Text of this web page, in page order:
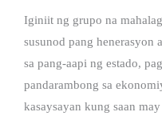
Iginiit ng grupo na
susunod pang henerasyon
sa pang-aapi ng estado,
pandarambong sa
kasaysayan kung saan